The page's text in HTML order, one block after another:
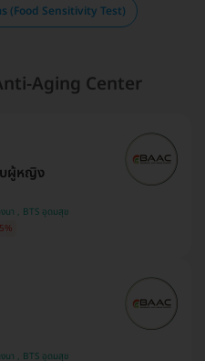
ร (Food Sensitivity Test)
Aging Center
บผู้หญิง
BTS สยาม , BTS สนามกีฬาแห่งชาติ , BTS บางนา , BTS อุดมสุข
BTS สยาม , BTS สนามกีฬาแห่งชาติ , BTS บางนา , BTS อุดมสุข